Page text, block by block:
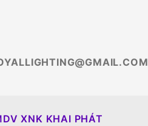
XNK KHAI PHÁT